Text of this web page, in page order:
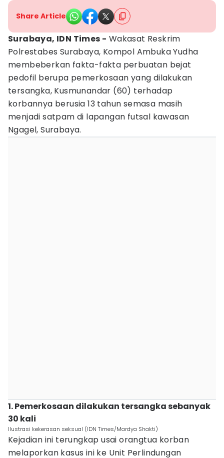
Share Article
Surabaya, IDN Times - Wakasat Reskrim
Polrestabes Surabaya, Kompol Ambuka Yudha
membeberkan fakta-fakta perbuatan bejat
pedofil berupa pemerkosaan yang dilakukan
tersangka, Kusmunandar (60) terhadap
korbannya berusia 13 tahun semasa masih
menjadi satpam di lapangan futsal kawasan
Ngagel, Surabaya.
1. Pemerkosaan dilakukan tersangka sebanyak
30 kali
Ilustrasi kekerasan seksual (IDN Times/Mardya Shakti)
Kejadian ini terungkap usai orangtua korban
melaporkan kasus ini ke Unit Perlindungan